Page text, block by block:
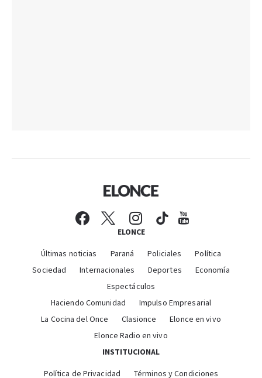
ELONCE
Últimas noticias Paraná Policiales
Política
Sociedad
Internacionales Deportes
Economía
Espectáculos
Haciendo Comunidad
Impulso Empresarial
La Cocina del Once
Clasionce
Elonce en vivo
Elonce Radio en vivo
INSTITUCIONAL
Política de Privacidad Términos y Condiciones